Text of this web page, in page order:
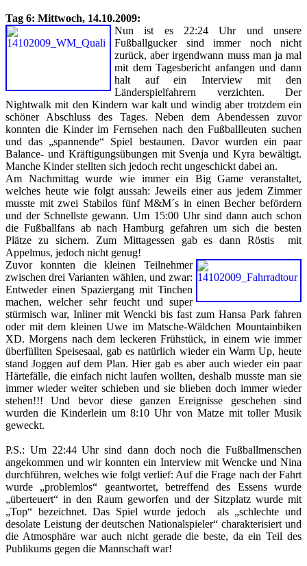
Tag 6: Mittwoch, 14.10.2009:
Nun ist es 22:24 Uhr und unsere
Fußballgucker sind immer noch nicht
zurück, aber irgendwann muss man ja mal
mit dem Tagesbericht anfangen und dann
halt auf ein Interview mit den
Länderspielfahrern verzichten. Der
Nightwalk mit den Kindern war kalt und windig aber trotzdem ein
schöner Abschluss des Tages. Neben dem Abendessen zuvor
konnten die Kinder im Fernsehen nach den Fußballleuten suchen
und das „spannende“ Spiel bestaunen. Davor wurden ein paar
Balance- und Kräftigungsübungen mit Svenja und Kyra bewältigt.
Manche Kinder stellten sich jedoch recht ungeschickt dabei an.
Am Nachmittag wurde wie immer ein Big Game veranstaltet,
welches heute wie folgt aussah: Jeweils einer aus jedem Zimmer
musste mit zwei Stabilos fünf M&M´s in einen Becher befördern
und der Schnellste gewann. Um 15:00 Uhr sind dann auch schon
die Fußballfans ab nach Hamburg gefahren um sich die besten
Plätze zu sichern. Zum Mittagessen gab es dann Röstis mit
Appelmus, jedoch nicht genug!
Zuvor konnten die kleinen Teilnehmer
zwischen drei Varianten wählen, und zwar:
Entweder einen Spaziergang mit Tinchen
machen, welcher sehr feucht und super
stürmisch war, Inliner mit Wencki bis fast zum Hansa Park fahren
oder mit dem kleinen Uwe im Matsche-Wäldchen Mountainbiken
XD. Morgens nach dem leckeren Frühstück, in einem wie immer
überfüllten Speisesaal, gab es natürlich wieder ein Warm Up, heute
stand Joggen auf dem Plan. Hier gab es aber auch wieder ein paar
Härtefälle, die einfach nicht laufen wollten, deshalb musste man sie
immer wieder weiter schieben und sie blieben doch immer wieder
stehen!!! Und bevor diese ganzen Ereignisse geschehen sind
wurden die Kinderlein um 8:10 Uhr von Matze mit toller Musik
geweckt.
P.S.: Um 22:44 Uhr sind dann doch noch die Fußballmenschen
angekommen und wir konnten ein Interview mit Wencke und Nina
durchführen, welches wie folgt verlief: Auf die Frage nach der Fahrt
wurde „problemlos“ geantwortet, betreffend des Essens wurde
„überteuert“ in den Raum geworfen und der Sitzplatz wurde mit
„Top“ bezeichnet. Das Spiel wurde jedoch als „schlechte und
desolate Leistung der deutschen Nationalspieler“ charakterisiert und
die Atmosphäre war auch nicht gerade die beste, da ein Teil des
Publikums gegen die Mannschaft war!